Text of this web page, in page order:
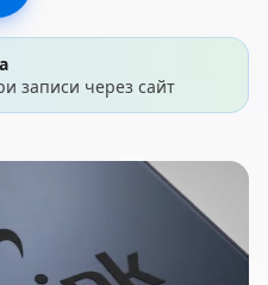
записи через сайт